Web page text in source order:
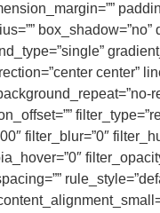
center”
filter_blur=”0″